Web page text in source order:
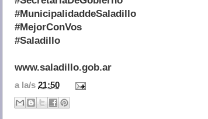
#MunicipalidaddeSaladillo
#MejorConVos
#Saladillo
www.saladillo.gob.ar
a la/s 21:50